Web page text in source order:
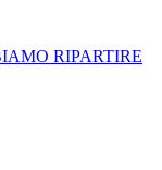
RIPARTIRE